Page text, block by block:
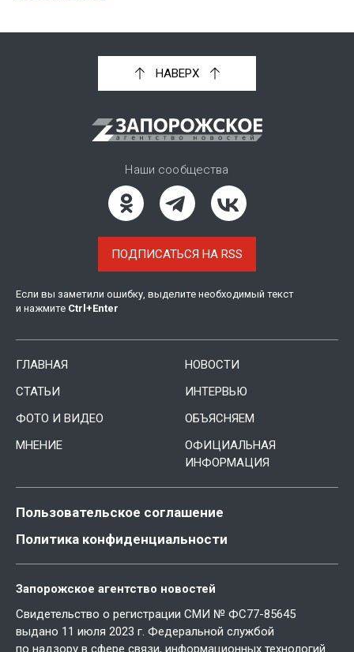
НАВЕРХ
Наши сообщества
ПОДПИСАТЬСЯ НА RSS
Если вы заметили ошибку, выделите необходимый текст
и нажмите Ctrl +Enter
ГЛАВНАЯ
НОВОСТИ
СТАТЬИ
ИНТЕРВЬЮ
ФОТО И ВИДЕО
ОБЪЯСНЯЕМ
МНЕНИЕ
ОФИЦИАЛЬНАЯ
ИНФОРМАЦИЯ
Пользовательское соглашение
Политика конфиденциальности
Запорожское агентство новостей
Свидетельство о регистрации СМИ № ФС77-85645
выдано 11 июля 2023 г. Федеральной службой
по надзору в сфере связи, информационных технологий